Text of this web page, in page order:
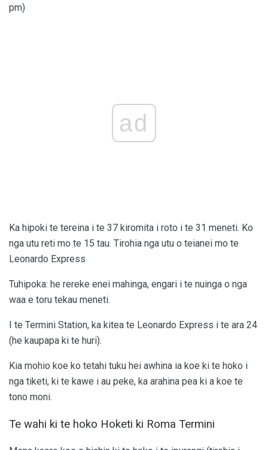
pm)
ad
Ka hipoki te tereina i te 37 kiromita i roto i te 31 meneti. Ko
nga utu reti mo te 15 tau. Tirohia nga utu o teianei mo te
Leonardo Express
Tuhipoka: he rereke enei mahinga, engari i te nuinga o nga
waa e toru tekau meneti.
I te Termini Station, ka kitea te Leonardo Express i te ara 24
(he kaupapa ki te huri).
Kia mohio koe ko tetahi tuku hei awhina ia koe ki te hoko i
nga tiketi, ki te kawe i au peke, ka arahina pea ki a koe te
tono moni.
Te wahi ki te hoko Hoketi ki Roma Termini